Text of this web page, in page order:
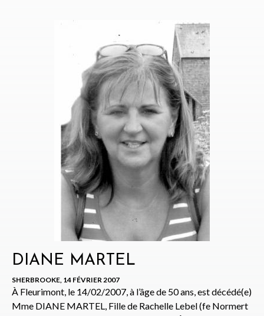
DIANE MARTEL
SHERBROOKE, 14 FÉVRIER 2007
À Fleurimont, le 14/02/2007, à l’âge de 50 ans, est décédé(e)
Mme DIANE MARTEL, Fille de Rachelle Lebel (fe Normert